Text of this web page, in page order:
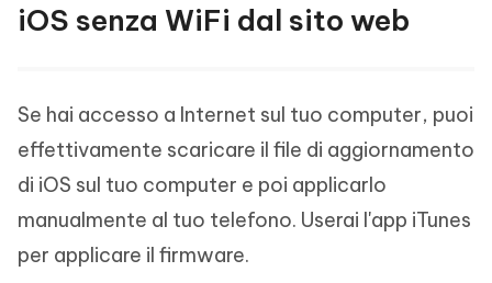
iOS senza WiFi dal sito web
Se hai accesso a Internet sul tuo computer, puoi
effettivamente scaricare il file di aggiornamento
di iOS sul tuo computer e poi applicarlo
manualmente al tuo telefono. Userai l'app iTunes
per applicare il firmware.